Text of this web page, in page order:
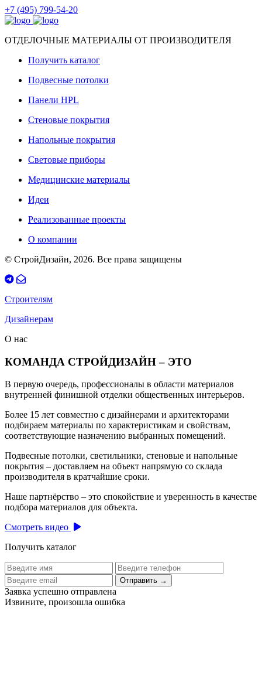
+7 (495) 799-54-20
ОТДЕЛОЧНЫЕ МАТЕРИАЛЫ ОТ ПРОИЗВОДИТЕЛЯ
Получить каталог
Подвесные потолки
Панели HPL
Стеновые покрытия
Напольные покрытия
Световые приборы
Медицинские материалы
Идеи
Реализованные проекты
О компании
© СтройДизайн, 2026. Все права защищены
Строителям
Дизайнерам
О нас
КОМАНДА СТРОЙДИЗАЙН – ЭТО
В первую очередь, профессионалы в области материалов
внутренней финишной отделки общественных интерьеров.
Более 15 лет совместно с дизайнерами и архитекторами
подбираем материалы по характеристикам и свойствам,
соответствующие назначению выбранных помещений.
Подвесные потолки, светильники, стеновые и напольные
покрытия – доставляем на объект напрямую со склада
производителя в кратчайшие сроки.
Наше партнёрство – это спокойствие и уверенность в качестве
подбора материалов для объекта.
Смотреть видео
Получить каталог
Отправить →
Заявка успешно отправлена
Извините, произошла ошибка